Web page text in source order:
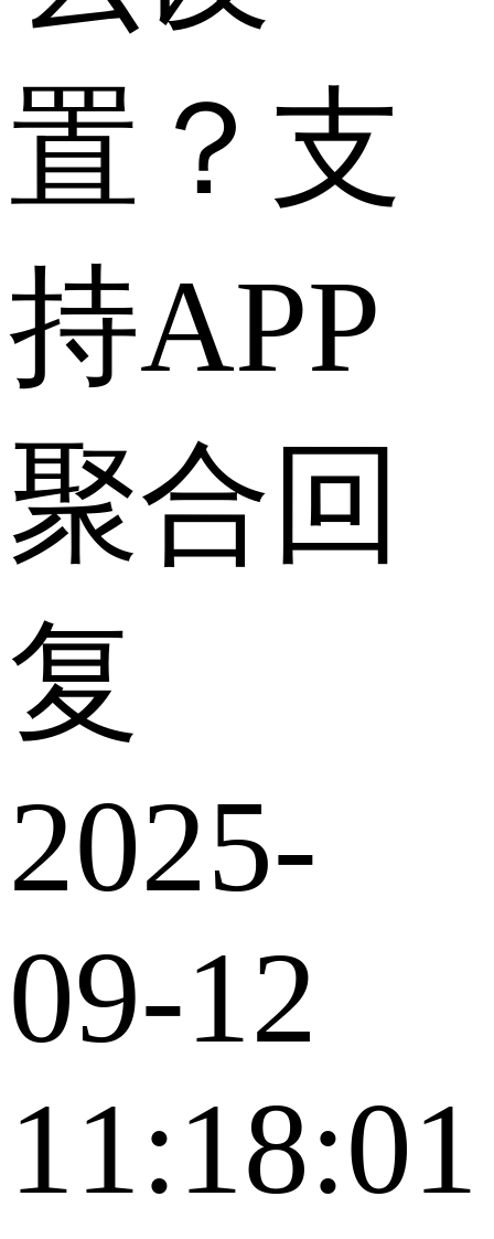
置？支
持APP
聚合回
复
2025-
09-12
11:18:01